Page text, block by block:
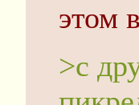
этом
>с